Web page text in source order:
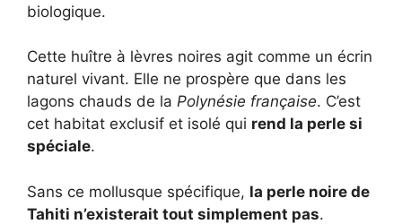
biologique.
Cette huître à lèvres noires agit comme un écrin
naturel vivant. Elle ne prospère que dans les
lagons chauds de la Polynésie française. C’est
cet habitat exclusif et isolé qui rend la perle si
spéciale.
Sans ce mollusque spécifique, la perle noire de
Tahiti n’existerait tout simplement pas.